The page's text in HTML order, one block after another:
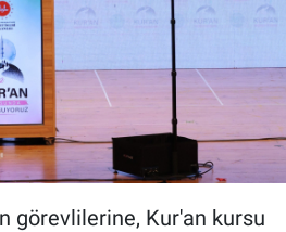
görevlilerine, Kur'an kursu